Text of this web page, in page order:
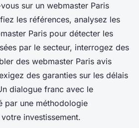
sur un webmaster Paris
les références, analysez les
Paris pour détecter les
par le secteur, interrogez des
des webmaster Paris avis
des garanties sur les délais
dialogue franc avec le
par une méthodologie
investissement.